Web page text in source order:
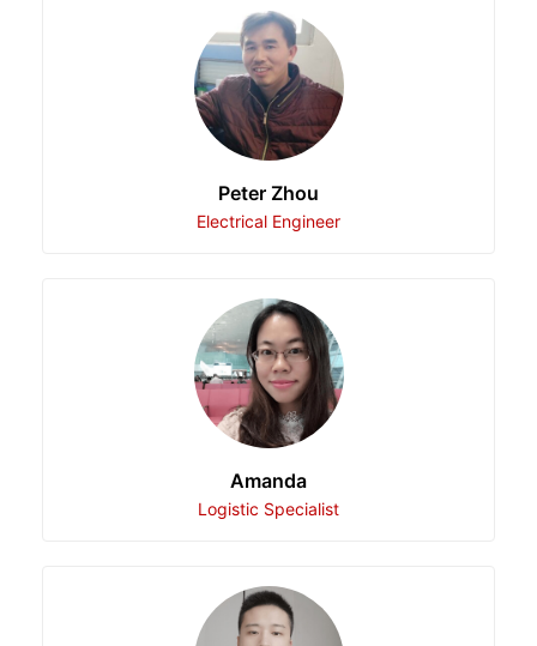
Peter Zhou
Electrical Engineer
Amanda
Logistic Specialist